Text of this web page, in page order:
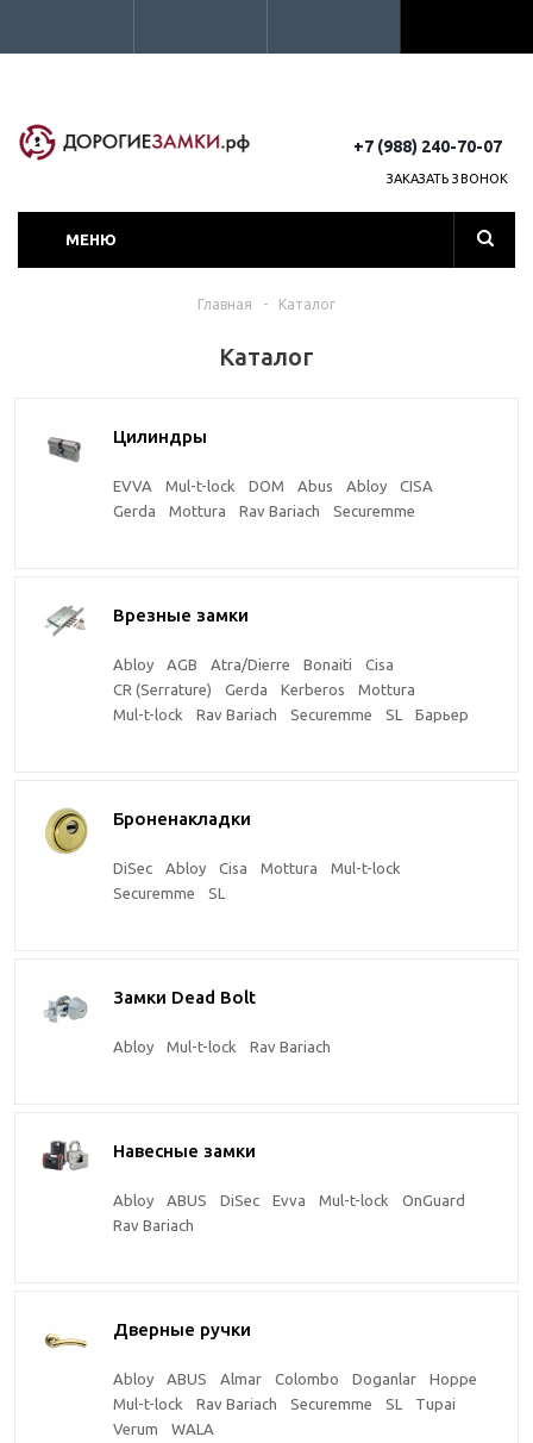
+7 (988) 240-70-07
ЗАКАЗАТЬ ЗВОНОК
МЕНЮ
Главная - Каталог
Каталог
Цилиндры
EVVA Mul-t-lock DOM Abus Abloy
CISA
Gerda
Mottura Rav Bariach Securemme
Врезные замки
Abloy AGB Atra/Dierre Bonaiti
Cisa
CR (Serrature)
Gerda Kerberos
Mottura
Mul-t-lock
Rav Bariach Securemme SL Барьер
Броненакладки
DiSec Abloy Cisa Mottura
Mul-t-lock
Securemme
SL
Замки Dead Bolt
Abloy Mul-t-lock Rav Bariach
Навесные замки
Abloy ABUS DiSec Evva Mul-t-lock
OnGuard
Rav Bariach
Дверные ручки
Abloy ABUS Almar Colombo Doganlar
Hoppe
Mul-t-lock
Rav Bariach Securemme SL
Tupai
Verum
WALA